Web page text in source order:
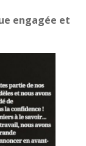
engagée et